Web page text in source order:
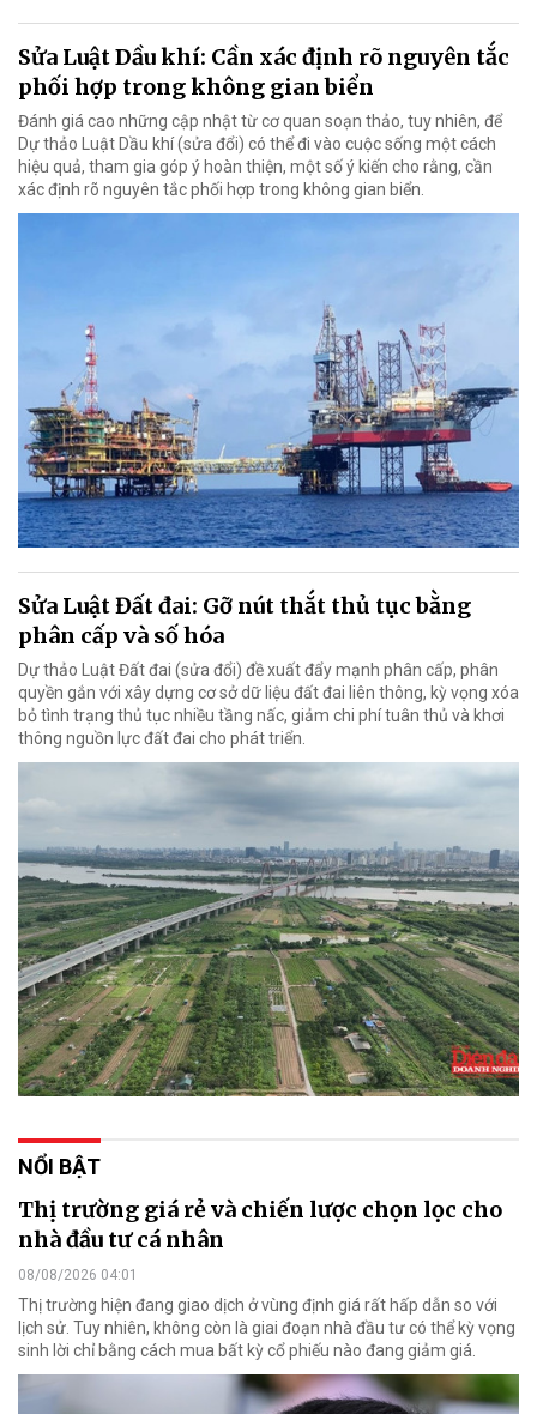
Sửa Luật Dầu khí: Cần xác định rõ nguyên tắc
phối hợp trong không gian biển
Đánh giá cao những cập nhật từ cơ quan soạn thảo, tuy nhiên, để
Dự thảo Luật Dầu khí (sửa đổi) có thể đi vào cuộc sống một cách
hiệu quả, tham gia góp ý hoàn thiện, một số ý kiến cho rằng, cần
xác định rõ nguyên tắc phối hợp trong không gian biển.
Sửa Luật Đất đai: Gỡ nút thắt thủ tục bằng
phân cấp và số hóa
Dự thảo Luật Đất đai (sửa đổi) đề xuất đẩy mạnh phân cấp, phân
quyền gắn với xây dựng cơ sở dữ liệu đất đai liên thông, kỳ vọng xóa
bỏ tình trạng thủ tục nhiều tầng nấc, giảm chi phí tuân thủ và khơi
thông nguồn lực đất đai cho phát triển.
NỔI BẬT
Thị trường giá rẻ và chiến lược chọn lọc cho
nhà đầu tư cá nhân
08/08/2026 04:01
Thị trường hiện đang giao dịch ở vùng định giá rất hấp dẫn so với
lịch sử. Tuy nhiên, không còn là giai đoạn nhà đầu tư có thể kỳ vọng
sinh lời chỉ bằng cách mua bất kỳ cổ phiếu nào đang giảm giá.